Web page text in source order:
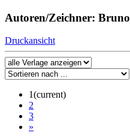
Autoren/Zeichner: Bruno
Druckansicht
1(current)
2
3
»